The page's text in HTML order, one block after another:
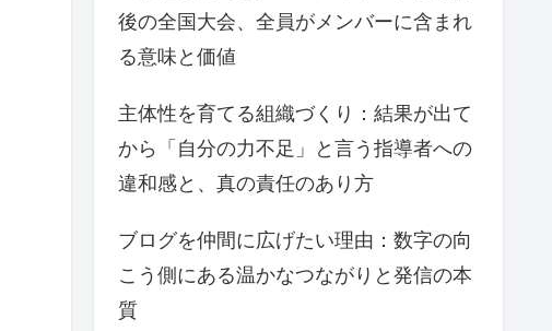
後の全国大会、全員がメンバーに含まれ
る意味と価値
主体性を育てる組織づくり：結果が出て
から「自分の力不足」と言う指導者への
違和感と、真の責任のあり方
ブログを仲間に広げたい理由：数字の向
こう側にある温かなつながりと発信の本
質